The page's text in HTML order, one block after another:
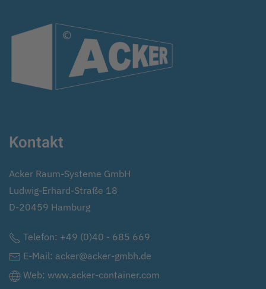
Kontakt
Acker Raum-Systeme GmbH
Ludwig-Erhard-Straße 18
D-20459 Hamburg
Telefon: +49 (0)40 - 685 669
E-Mail: acker@acker-gmbh.de
Web: www.acker-container.com